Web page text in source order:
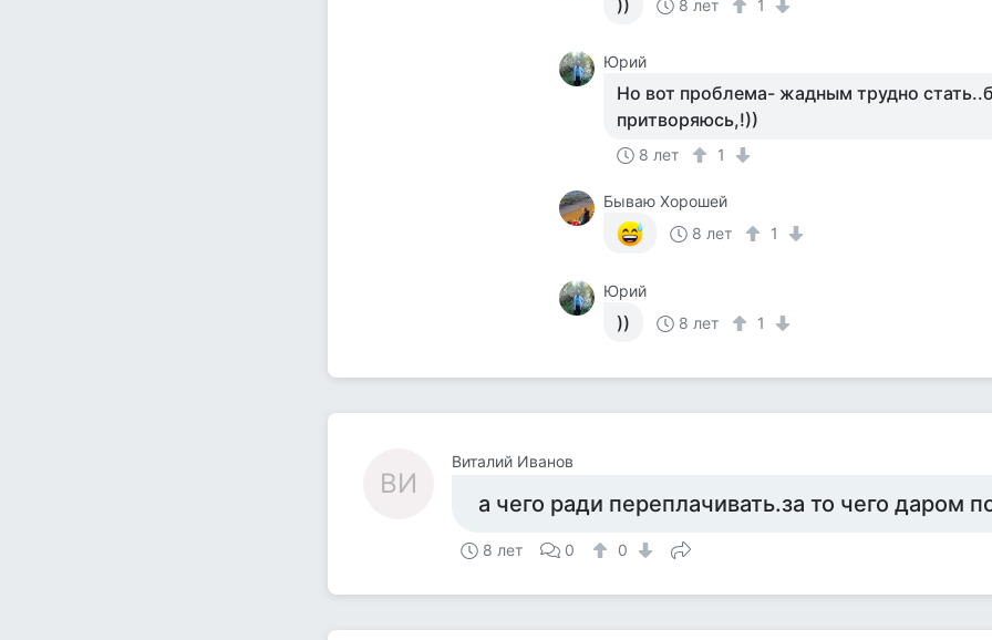
)) 8 лет 1
Юрий
Но вот проблема- жадным трудно
притворяюсь,!))
8 лет 1
Бываю Хорошей
8 лет
1
Юрий
)) 8 лет 1
ВИ
Виталий Иванов
а чего ради переплачивать.за то чего даром
8 лет 0 0